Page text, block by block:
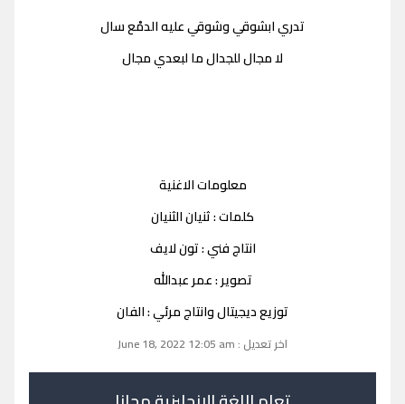
تدري ابشوقي وشوقي عليه الدمْع سال
لا مجال للجدال ما لبعدي مجال
معلومات الاغنية
كلمات : ثنيان الثنيان
انتاج فني : تون لايف
تصوير : عمر عبدالله
توزيع ديجيتال وانتاج مرئي : الفان
اخر تعديل : June 18, 2022 12:05 am